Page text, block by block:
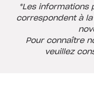
*Les
correspondent à
Pour connaître
veuillez